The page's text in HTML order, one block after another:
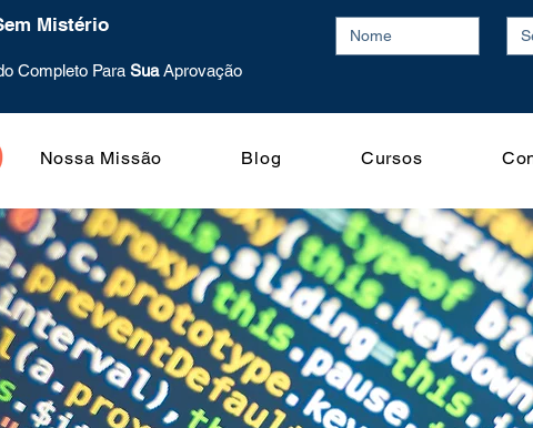
Mistério
Completo Para SuaAprovação
Nossa Missão Blog Cursos